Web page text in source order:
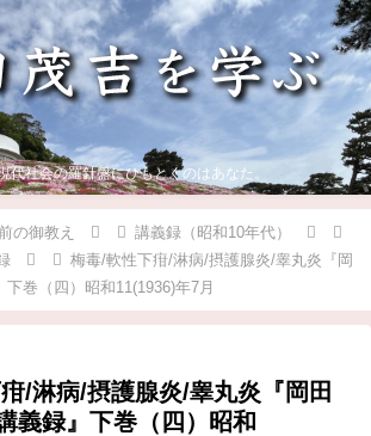
代社会の羅針盤にひもとくのはあなた。
の御教え
講義録（昭和10年代）
梅毒/軟性下疳/淋病/摂護腺炎/睾丸炎『岡
巻（四）昭和11(1936)年7月
/淋病/摂護腺炎/睾丸炎『岡田
義録』下巻（四）昭和